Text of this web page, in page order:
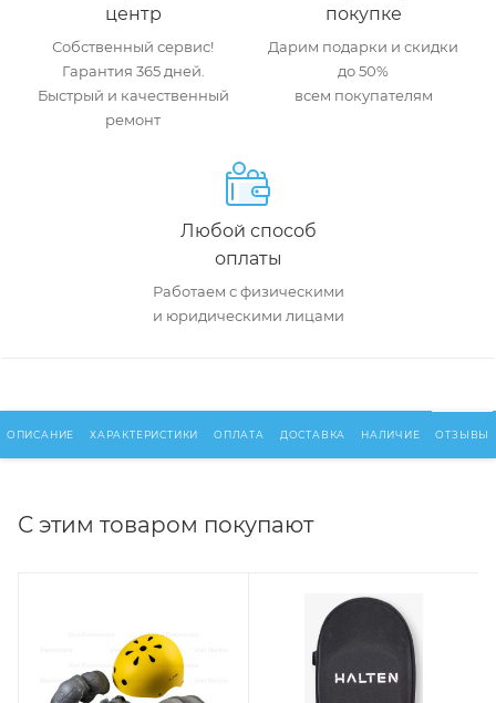
центр
Собственный сервис!
Гарантия 365 дней.
Быстрый и качественный
ремонт
покупке
Дарим подарки и скидки
до 50%
всем покупателям
Любой способ
оплаты
Работаем с физическими
и юридическими лицами
ОПИСАНИЕ ХАРАКТЕРИСТИКИ ОПЛАТА ДОСТАВКА НАЛИЧИЕ ОТЗЫВЫ
С этим товаром покупают